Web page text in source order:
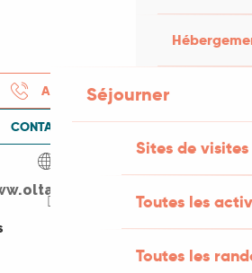
Séjourner
Sites de visites
Toutes les
Toutes les
APPELER
CONTACTEZ-NOUS